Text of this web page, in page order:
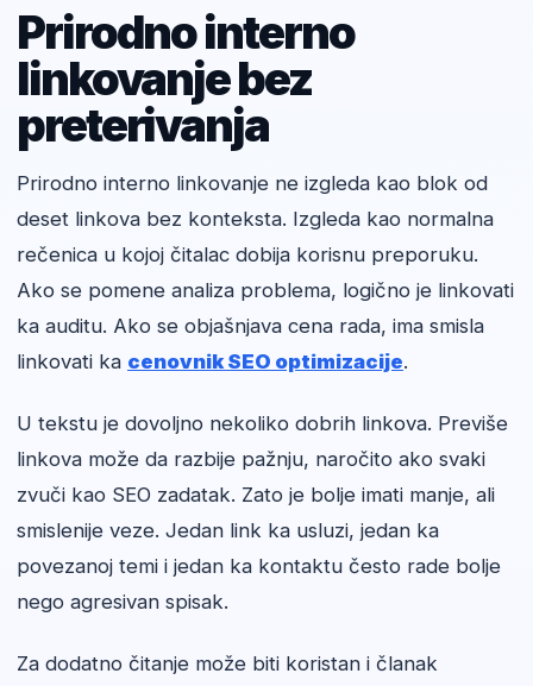
Prirodno interno
linkovanje bez
preterivanja
Prirodno interno linkovanje ne izgleda kao blok od
deset linkova bez konteksta. Izgleda kao normalna
rečenica u kojoj čitalac dobija korisnu preporuku.
Ako se pomene analiza problema, logično je linkovati
ka auditu. Ako se objašnjava cena rada, ima smisla
linkovati ka cenovnik SEO optimizacije.
U tekstu je dovoljno nekoliko dobrih linkova. Previše
linkova može da razbije pažnju, naročito ako svaki
zvuči kao SEO zadatak. Zato je bolje imati manje, ali
smislenije veze. Jedan link ka usluzi, jedan ka
povezanoj temi i jedan ka kontaktu često rade bolje
nego agresivan spisak.
Za dodatno čitanje može biti koristan i članak